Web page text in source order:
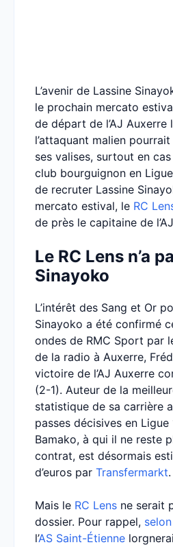
L’avenir de Lassine
le prochain mercato
de départ de l’AJ Auxerre
l’attaquant malien
ses valises, surtout en
club bourguignon en
de recruter Lassine
mercato estival, le RC
de près le capitaine de
Le RC Lens n’a
Sinayoko
L’intérêt des Sang et Or
Sinayoko a été confirmé
ondes de RMC Sport par
de la radio à Auxerre,
victoire de l’AJ Auxerre
(2-1). Auteur de la
statistique de sa carrière
passes décisives en Ligue
Bamako, à qui il ne reste
contrat, est désormais
d’euros par Transfermarkt.
Mais le RC Lens ne serait
dossier. Pour rappel,
l’AS Saint-Étienne